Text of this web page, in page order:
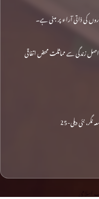
کی ذاتی آراء پر مبنی ہے۔
زندگی سے مماثلت محض اتفاقی